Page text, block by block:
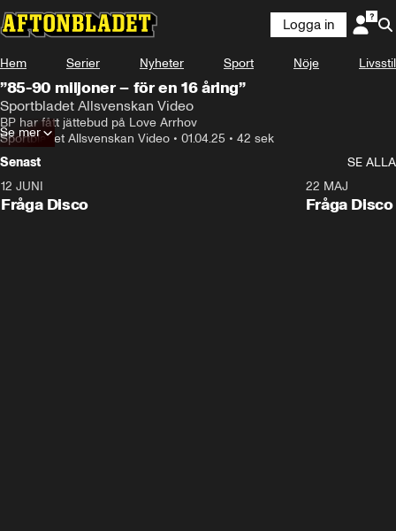
Logga in
Hem Serier Nyheter Sport Nöje Livsstil
”85-90 miljoner – för en 16 åring”
Sportbladet Allsvenskan Video
BP har fått jättebud på Love Arrhov
Sportbladet Allsvenskan Video • 01.04.25 • 42 sek
Se mer
Senast
SE ALLA
12 JUNI
Fråga Disco
22 MAJ
Fråga Disco